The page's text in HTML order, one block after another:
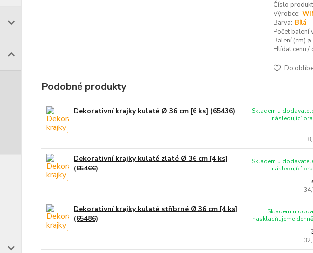
Číslo
Výrobce:
Barva: Bílá
Počet balení
Balení (cm) ø
Hlídat cenu /
Do
Podobné produkty
Dekorativní krajky kulaté Ø 36 cm [6 ks] (65436)
Skladem u
následující
Dekorativní krajky kulaté zlaté Ø 36 cm [4 ks]
(65466)
Skladem u
následující
Dekorativní krajky kulaté stříbrné Ø 36 cm [4 ks]
(65486)
Skladem u
naskladňujeme